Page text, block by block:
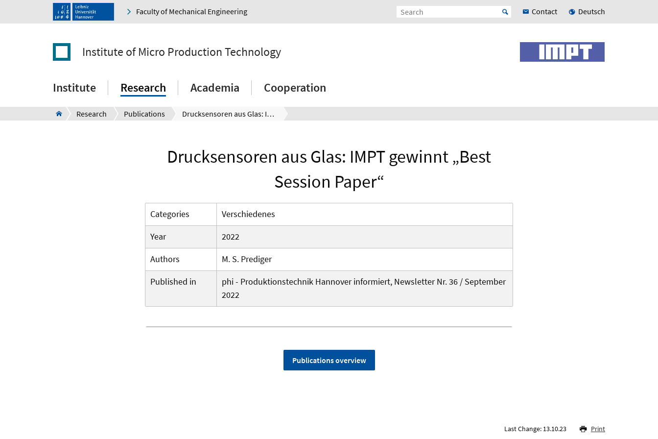
Faculty of Mechanical Engineering Contact Deutsch
Institute of Micro Production Technology
Institute Research Academia Cooperation
Research Publications Drucksensoren aus Glas: IMPT gewinnt „Best Session Paper“
Drucksensoren aus Glas: IMPT gewinnt „Best
Session Paper“
Categories
Verschiedenes
Year
2022
Authors
M. S. Prediger
Published in
phi - Produktionstechnik Hannover informiert, Newsletter Nr. 36 / September
2022
Publications overview
Last Change: 13.10.23 Print